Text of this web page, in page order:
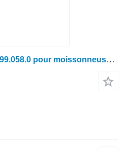
Capteur Deutz-Fahr 2.7099.058.0 pour moissonneuse-batteuse Deutz-Fahr 7206